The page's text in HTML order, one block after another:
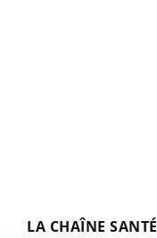
LA CHAÎNE SANTÉ